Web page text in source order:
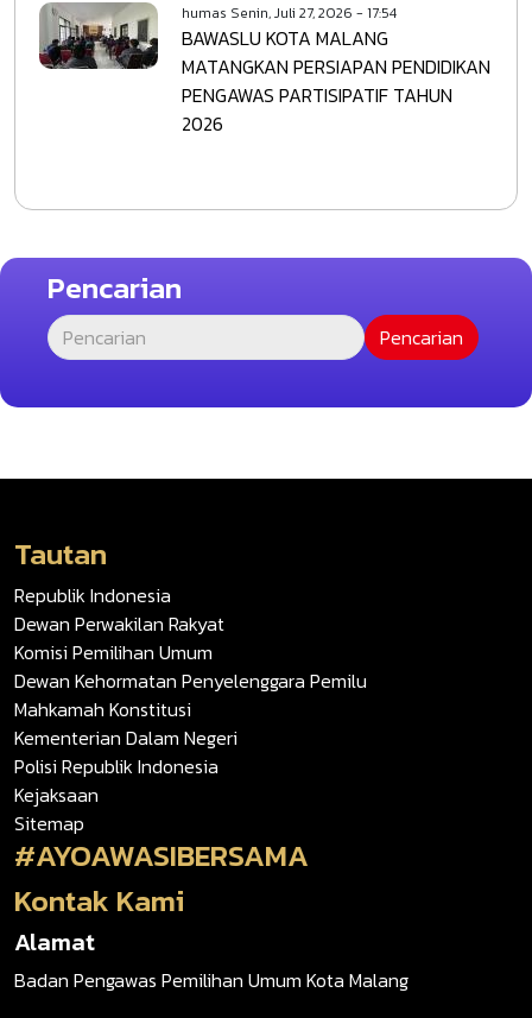
humas Senin, Juli 27, 2026 - 17:54
BAWASLU KOTA MALANG
MATANGKAN PERSIAPAN PENDIDIKAN
PENGAWAS PARTISIPATIF TAHUN
2026
Pencarian
Tautan
Republik Indonesia
Dewan Perwakilan Rakyat
Komisi Pemilihan Umum
Dewan Kehormatan Penyelenggara Pemilu
Mahkamah Konstitusi
Kementerian Dalam Negeri
Polisi Republik Indonesia
Kejaksaan
Sitemap
#AYOAWASIBERSAMA
Kontak Kami
Alamat
Badan Pengawas Pemilihan Umum Kota Malang